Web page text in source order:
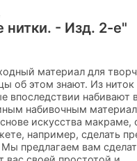
- Изд. 2-е"
материал для
об этом знают. Из ниток
впоследствии набивают
набивочным
искусства макраме,
например, сделать
предлагаем вам